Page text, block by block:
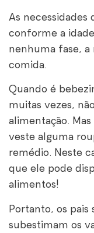
As
conforme a
nenhuma fase, a
comida.
Quando é
muitas vezes,
alimentação.
veste alguma
remédio. Neste
que ele pode
alimentos!
Portanto, os
subestimam os